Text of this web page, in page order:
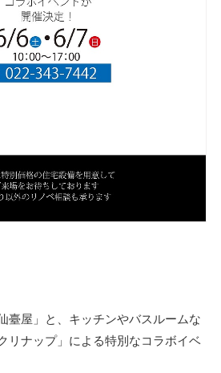
臺屋」と、キッチンやバスルームな
リナップ」による特別なコラボイベ